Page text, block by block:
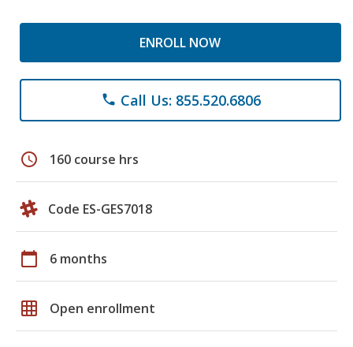
ENROLL NOW
phone Call Us: 855.520.6806
schedule 160 course hrs
Code ES-GES7018
calendar_today 6 months
grid_on Open enrollment